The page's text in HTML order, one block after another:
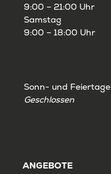
9:00 – 21:00 Uhr
Samstag
9:00 – 18:00 Uhr
Sonn- und Feiertage
Geschlossen
ANGEBOTE